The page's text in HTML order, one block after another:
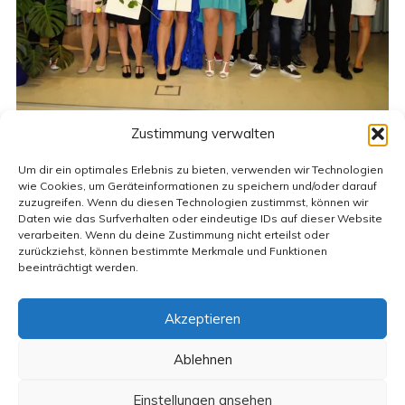
Zustimmung verwalten
Um dir ein optimales Erlebnis zu bieten, verwenden wir Technologien
wie Cookies, um Geräteinformationen zu speichern und/oder darauf
zuzugreifen. Wenn du diesen Technologien zustimmst, können wir
Daten wie das Surfverhalten oder eindeutige IDs auf dieser Website
verarbeiten. Wenn du deine Zustimmung nicht erteilst oder
zurückziehst, können bestimmte Merkmale und Funktionen
beeinträchtigt werden.
Akzeptieren
Ablehnen
Einstellungen ansehen
Marry Reimer
Fritz Bunczek, Robert Köhler, Christoph
Neubauer, Florian Neumann, Richard Pfeiffer,
Kay Rau, Christian Rüchel, Dominic Sellin,
Anmelden